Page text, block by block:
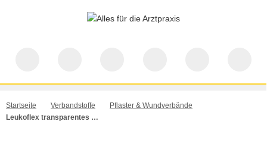
Startseite Verbandstoffe
Pflaster & Wundverbände
Leukoflex transparentes wasserfestes Rollenpflaster, 2,50 cm x 5,0 mtr. (12 Rollen)